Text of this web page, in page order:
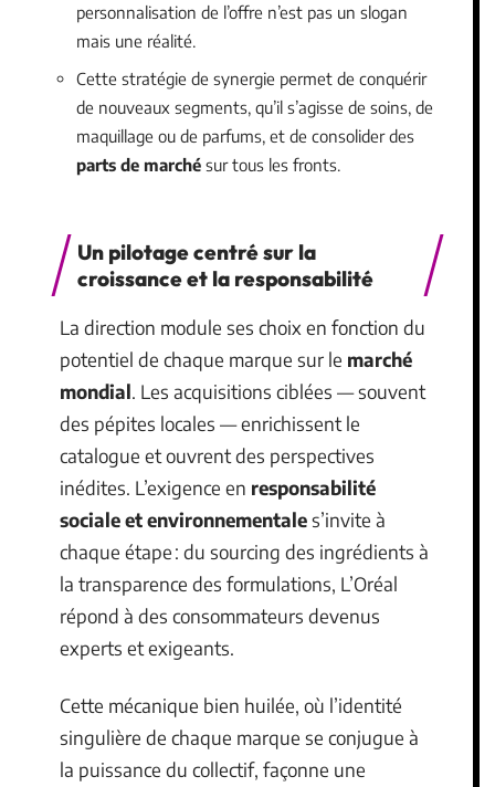
personnalisation de l’offre n’est pas un slogan
mais une réalité.
Cette stratégie de synergie permet de conquérir
de nouveaux segments, qu’il s’agisse de soins, de
maquillage ou de parfums, et de consolider des
parts de marché sur tous les fronts.
Un pilotage centré sur la
croissance et la responsabilité
La direction module ses choix en fonction du
potentiel de chaque marque sur le marché
mondial. Les acquisitions ciblées — souvent
des pépites locales — enrichissent le
catalogue et ouvrent des perspectives
inédites. L’exigence en responsabilité
sociale et environnementales’invite à
chaque étape : du sourcing des ingrédients à
la transparence des formulations, L’Oréal
répond à des consommateurs devenus
experts et exigeants.
Cette mécanique bien huilée, où l’identité
singulière de chaque marque se conjugue à
la puissance du collectif, façonne une